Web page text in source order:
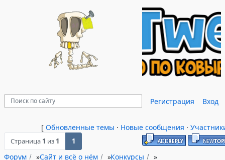
Регистрация Вход
[ Обновленные темы · Новые сообщения ·
Страница 1 из 1 1
Форум »Сайт и всё о нём »Конкурсы
»